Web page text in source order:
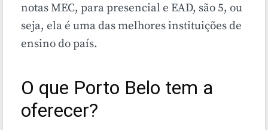
notas MEC, para presencial e EAD, são 5, ou
seja, ela é uma das melhores instituições de
ensino do país.
O que Porto Belo tem a
oferecer?